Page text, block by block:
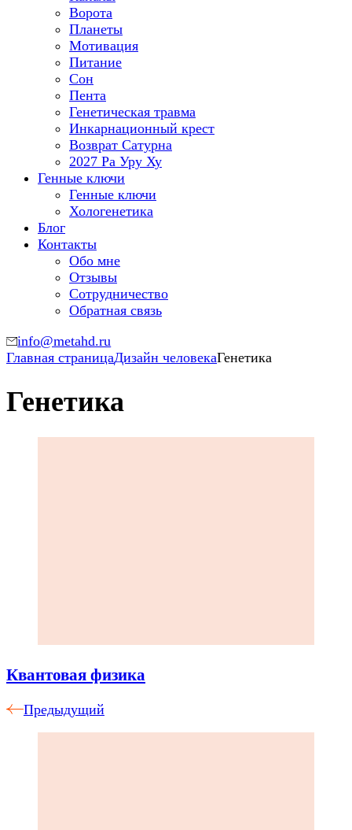
Ворота
Планеты
Мотивация
Питание
Сон
Пента
Генетическая травма
Инкарнационный крест
Возврат Сатурна
2027 Ра Уру Ху
Генные ключи
Генные ключи
Хологенетика
Блог
Контакты
Обо мне
Отзывы
Сотрудничество
Обратная связь
info@metahd.ru
Главная страницаДизайн человекаГенетика
Генетика
Квантовая физика
Предыдущий